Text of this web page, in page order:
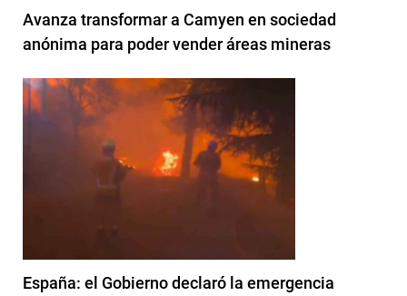
Avanza transformar a Camyen en sociedad
anónima para poder vender áreas mineras
España: el Gobierno declaró la emergencia